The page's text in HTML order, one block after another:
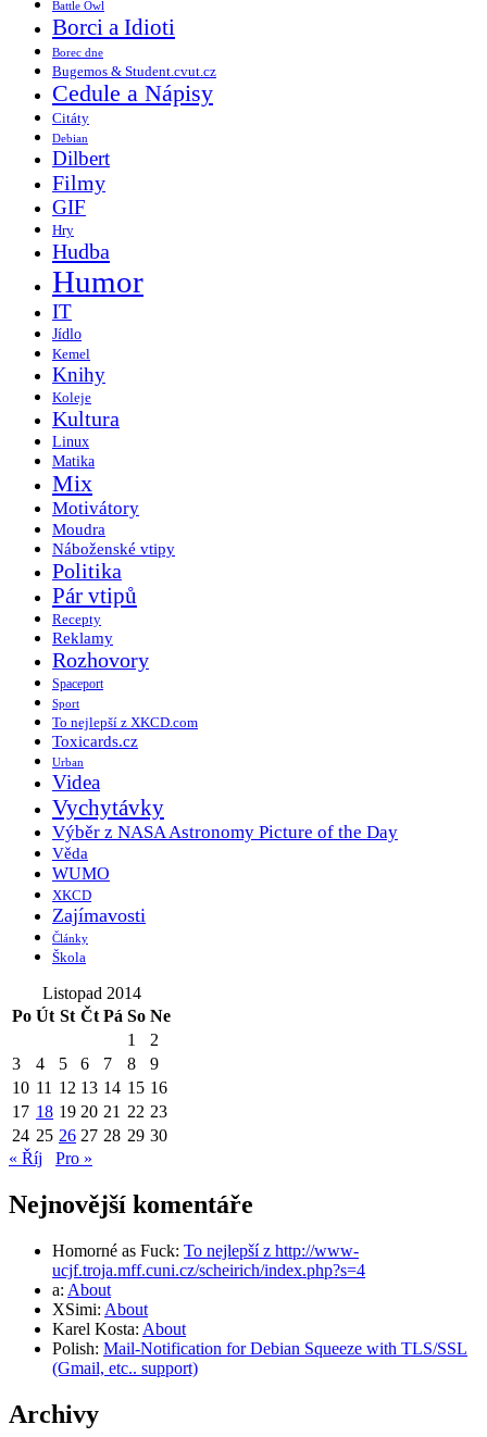
Battle Owl
Borci a Idioti
Borec dne
Bugemos & Student.cvut.cz
Cedule a Nápisy
Citáty
Debian
Dilbert
Filmy
GIF
Hry
Hudba
Humor
IT
Jídlo
Kemel
Knihy
Koleje
Kultura
Linux
Matika
Mix
Motivátory
Moudra
Náboženské vtipy
Politika
Pár vtipů
Recepty
Reklamy
Rozhovory
Spaceport
Sport
To nejlepší z XKCD.com
Toxicards.cz
Urban
Videa
Vychytávky
Výběr z NASA Astronomy Picture of the Day
Věda
WUMO
XKCD
Zajímavosti
Články
Škola
Listopad 2014
Po Út St Čt Pá So Ne
1
2
3
4 5 6 7 8
9
10 11 12 13 14 15 16
17 18 19 20 21 22 23
24 25 26 27 28 29 30
« Říj
Pro »
Nejnovější komentáře
Homorné as Fuck: To nejlepší z http://www-
ucjf.troja.mff.cuni.cz/scheirich/index.php?s=4
a: About
XSimi: About
Karel Kosta: About
Polish: Mail-Notification for Debian Squeeze with TLS/SSL
(Gmail, etc.. support)
Archivy